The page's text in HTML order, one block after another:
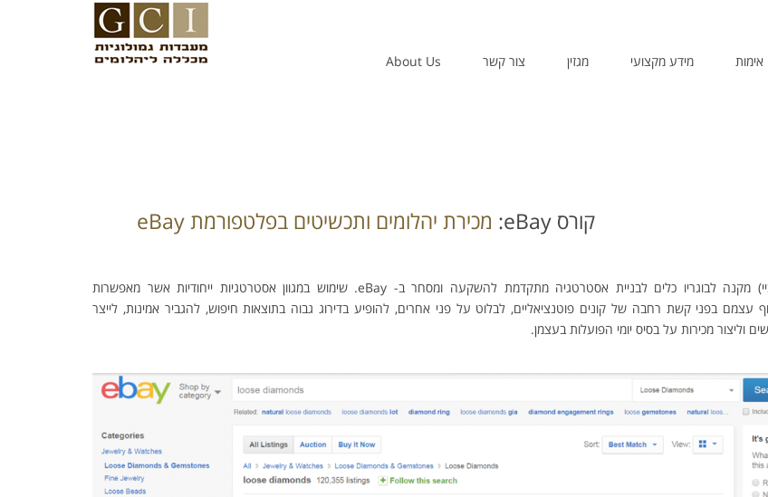
אימות מידע מקצועי מגזין צור קשר About Us
קורס eBay: מכירת יהלומים ותכשיטים בפלטפורמת eBay
קורס eBay (איביי) מקנה לבוגריו כלים לבניית אסטרטגיה מתקדמת להשקעה ומסחר ב- eBay. שימוש במגוון אסטרטגיות ייחודיות אשר מאפשרות
עצמם בפני קשת רחבה של קונים פוטנציאליים, לבלוט על פני אחרים, להופיע בדירוג גבוה בתוצאות חיפוש, להגביר אמינות, לייצר
וליצור מכירות על בסיס יומי הפועלות בעצמן.